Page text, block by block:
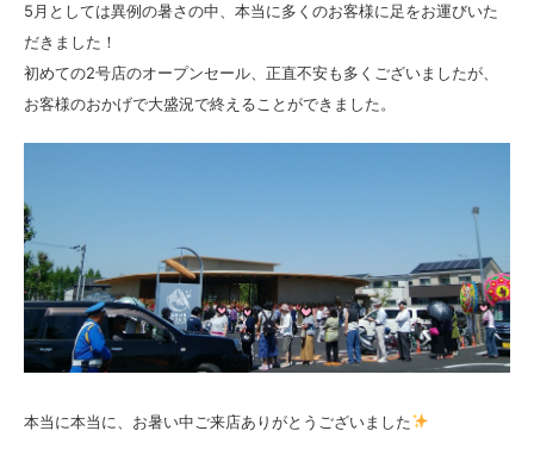
5月としては異例の暑さの中、本当に多くのお客様に足をお運びいた
だきました！
初めての2号店のオープンセール、正直不安も多くございましたが、
お客様のおかげで大盛況で終えることができました。
本当に本当に、お暑い中ご来店ありがとうございました